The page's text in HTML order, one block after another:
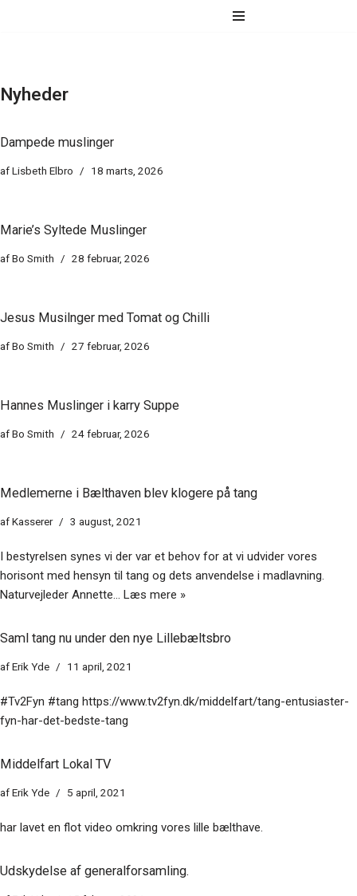
Nyheder
Dampede muslinger
afLisbeth Elbro 18 marts, 2026
Marie’s Syltede Muslinger
afBo Smith 28 februar, 2026
Jesus Musilnger med Tomat og Chilli
afBo Smith 27 februar, 2026
Hannes Muslinger i karry Suppe
afBo Smith 24 februar, 2026
Medlemerne i Bælthaven blev klogere på tang
afKasserer 3 august, 2021
I bestyrelsen synes vi der var et behov for at vi udvider vores
horisont med hensyn til tang og dets anvendelse i madlavning.
Naturvejleder Annette… Læs mere »
Saml tang nu under den nye Lillebæltsbro
afErik Yde 11 april, 2021
#Tv2Fyn #tang https://www.tv2fyn.dk/middelfart/tang-entusiaster-
fyn-har-det-bedste-tang
Middelfart Lokal TV
afErik Yde 5 april, 2021
har lavet en flot video omkring vores lille bælthave.
Udskydelse af generalforsamling.